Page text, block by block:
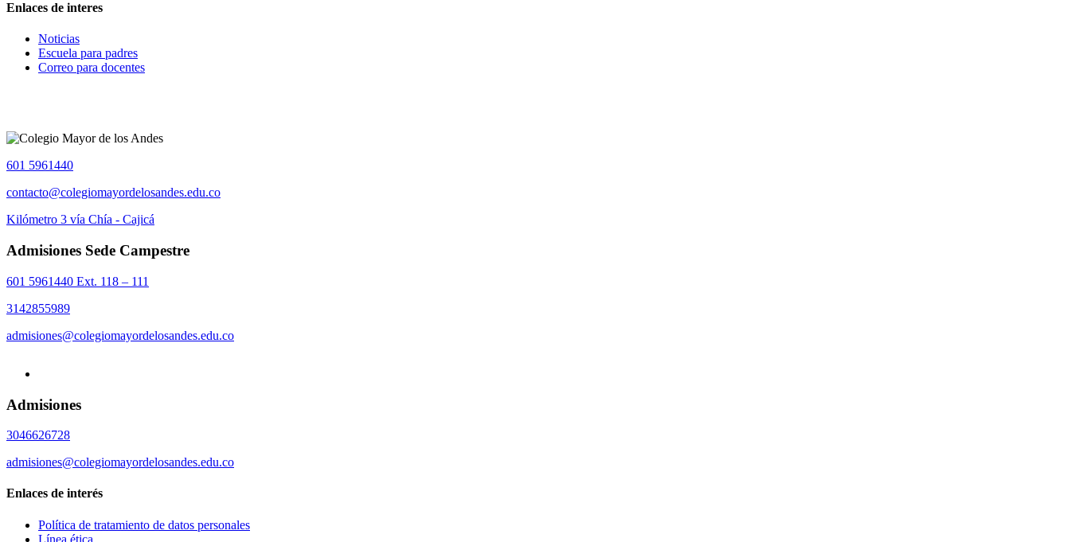
Enlaces de interes
Noticias
Escuela para padres
Correo para docentes
601 5961440
contacto@colegiomayordelosandes.edu.co
Kilómetro 3 vía Chía - Cajicá
Admisiones Sede Campestre
601 5961440 Ext. 118 – 111
3142855989
admisiones@colegiomayordelosandes.edu.co
Admisiones
3046626728
admisiones@colegiomayordelosandes.edu.co
Enlaces de interés
Política de tratamiento de datos personales
Línea ética